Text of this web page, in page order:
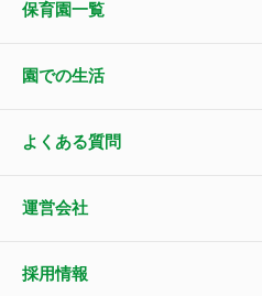
保育園一覧
園での生活
よくある質問
運営会社
採用情報